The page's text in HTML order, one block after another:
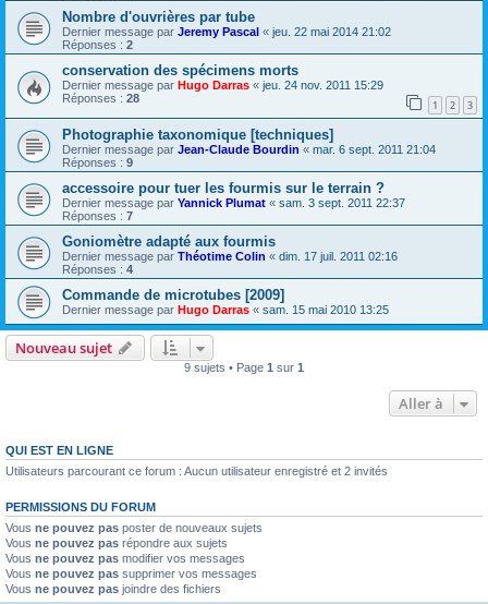
Nombre d'ouvrières par tube
Dernier message par Jeremy Pascal « jeu. 22 mai 2014 21:02
Réponses : 2
conservation des spécimens morts
Dernier message par Hugo Darras « jeu. 24 nov. 2011 15:29
Réponses : 28 1 2 3
Photographie taxonomique [techniques]
Dernier message par Jean-Claude Bourdin « mar. 6 sept. 2011 21:04
Réponses : 9
accessoire pour tuer les fourmis sur le terrain ?
Dernier message par Yannick Plumat « sam. 3 sept. 2011 22:37
Réponses : 7
Goniomètre adapté aux fourmis
Dernier message par Théotime Colin « dim. 17 juil. 2011 02:16
Réponses : 4
Commande de microtubes [2009]
Dernier message par Hugo Darras « sam. 15 mai 2010 13:25
Nouveau sujet
9 sujets • Page 1 sur 1
Aller à
QUI EST EN LIGNE
Utilisateurs parcourant ce forum : Aucun utilisateur enregistré et 2 invités
PERMISSIONS DU FORUM
Vous ne pouvez pas poster de nouveaux sujets
Vous ne pouvez pas répondre aux sujets
Vous ne pouvez pas modifier vos messages
Vous ne pouvez pas supprimer vos messages
Vous ne pouvez pas joindre des fichiers